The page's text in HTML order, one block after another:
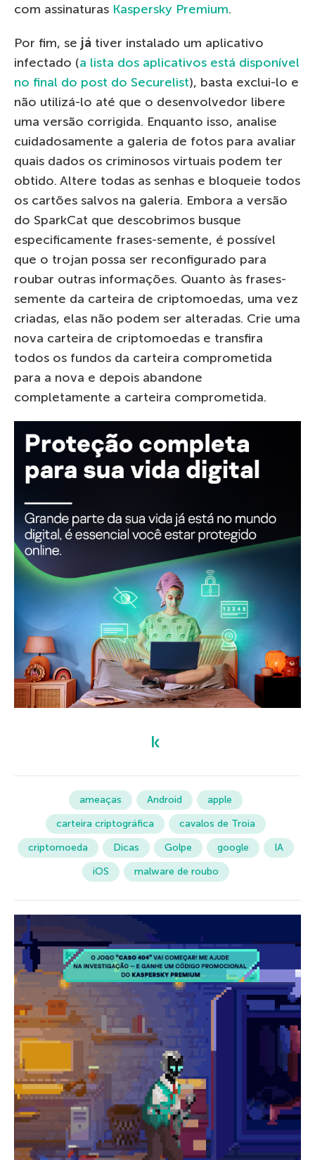
com assinaturas Kaspersky Premium.
Por fim, se já tiver instalado um aplicativo
infectado (a lista dos aplicativos está disponível
no final do post do Securelist), basta exclui-lo e
não utilizá-lo até que o desenvolvedor libere
uma versão corrigida. Enquanto isso, analise
cuidadosamente a galeria de fotos para avaliar
quais dados os criminosos virtuais podem ter
obtido. Altere todas as senhas e bloqueie todos
os cartões salvos na galeria. Embora a versão
do SparkCat que descobrimos busque
especificamente frases-semente, é possível
que o trojan possa ser reconfigurado para
roubar outras informações. Quanto às frases-
semente da carteira de criptomoedas, uma vez
criadas, elas não podem ser alteradas. Crie uma
nova carteira de criptomoedas e transfira
todos os fundos da carteira comprometida
para a nova e depois abandone
completamente a carteira comprometida.
ameaças Android
apple
carteira criptográfica
cavalos de Troia
criptomoeda
Dicas Golpe google
IA
iOS
malware de roubo